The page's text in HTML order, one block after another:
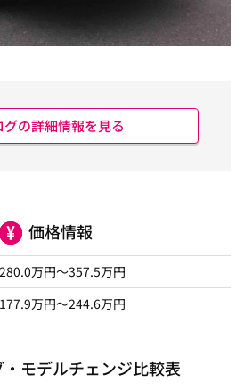
グの詳細情報を見る
価格情報
280.0万円～357.5万円
177.9万円〜244.6万円
・モデルチェンジ比較表